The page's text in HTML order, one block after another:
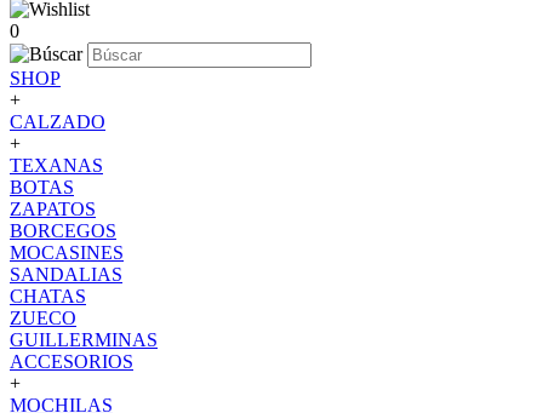
0
SHOP
+
CALZADO
+
TEXANAS
BOTAS
ZAPATOS
BORCEGOS
MOCASINES
SANDALIAS
CHATAS
ZUECO
GUILLERMINAS
ACCESORIOS
+
MOCHILAS